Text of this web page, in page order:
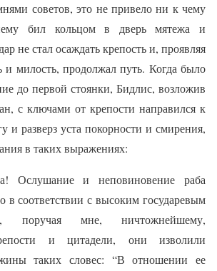
советов, это не привело ни к чему
бил кольцом в дверь мятежа и
не стал осаждать крепость и, проявляя
и милость, продолжал путь. Когда было
до первой стоянки, Бидлис, возложив
с ключами от крепости направился к
и разверз уста покорности и смирения,
в таких выражениях:
Ослушание и неповиновение раба
в соответствии с высоким государевым
поручая мне, ничтожнейшему,
и цитадели, они изволили
таких словес: “В отношении ее